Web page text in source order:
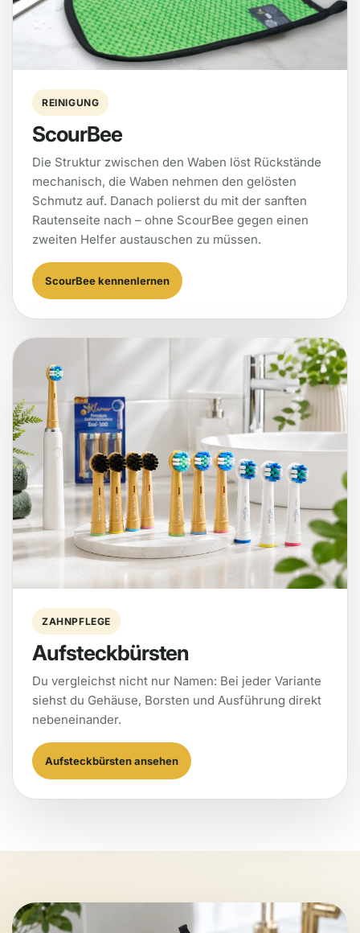
REINIGUNG
ScourBee
Die Struktur zwischen den Waben löst Rückstände
mechanisch, die Waben nehmen den gelösten
Schmutz auf. Danach polierst du mit der sanften
Rautenseite nach – ohne ScourBee gegen einen
zweiten Helfer austauschen zu müssen.
ScourBee kennenlernen
ZAHNPFLEGE
Aufsteckbürsten
Du vergleichst nicht nur Namen: Bei jeder Variante
siehst du Gehäuse, Borsten und Ausführung direkt
nebeneinander.
Aufsteckbürsten ansehen